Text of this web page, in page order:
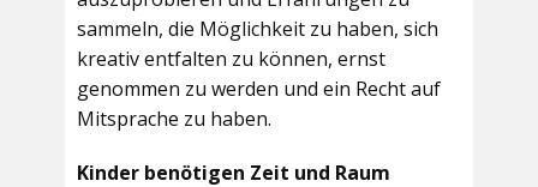
sammeln, die Möglichkeit zu haben, sich
kreativ entfalten zu können, ernst
genommen zu werden und ein Recht auf
Mitsprache zu haben.
Kinder benötigen Zeit und Raum